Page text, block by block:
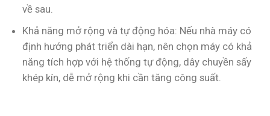
về sau.
Khả năng mở rộng và tự động hóa: Nếu nhà máy có
định hướng phát triển dài hạn, nên chọn máy có khả
năng tích hợp với hệ thống tự động, dây chuyền sấy
khép kín, dễ mở rộng khi cần tăng công suất.